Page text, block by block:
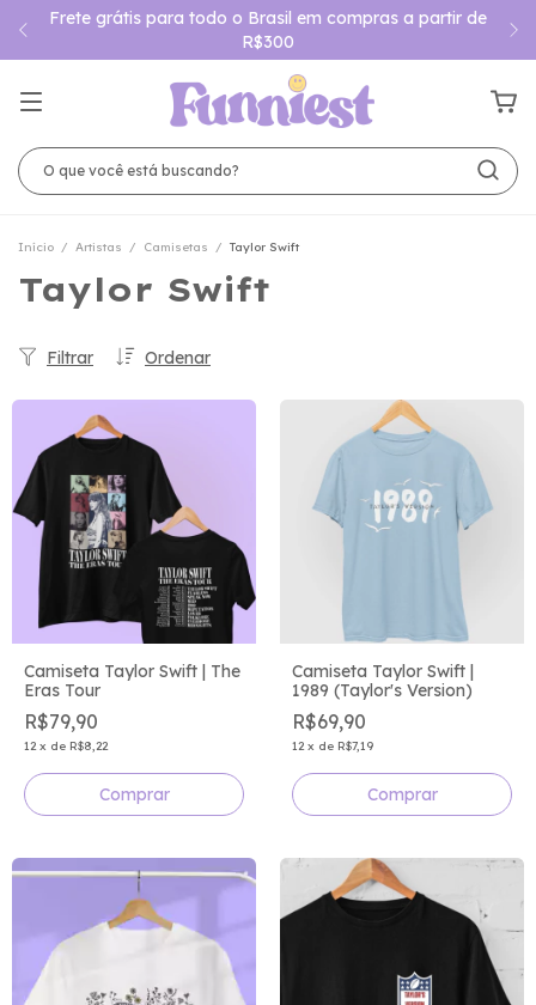
Frete grátis para todo o Brasil em compras a partir de
R$300
Início / Artistas / Camisetas / Taylor Swift
Taylor Swift
Ordenar
Filtrar
Camiseta Taylor Swift | The
Eras Tour
R$79,90
12 x de R$8,22
Comprar
Camiseta Taylor Swift |
1989 (Taylor's Version)
R$69,90
12 x de R$7,19
Comprar